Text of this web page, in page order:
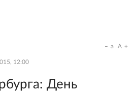
12:00
a A
День